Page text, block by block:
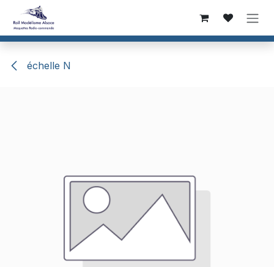
Se rendre au contenu
échelle N